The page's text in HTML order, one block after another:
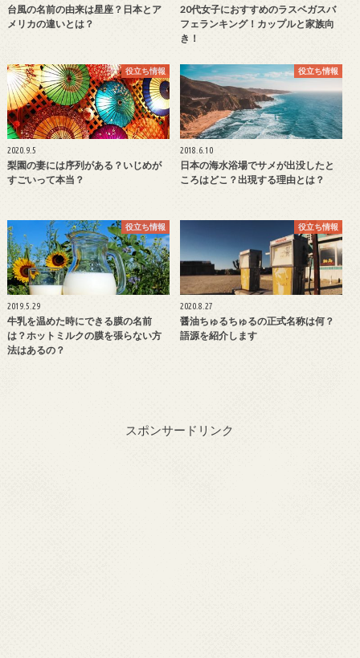
台風の名前の由来は星座？日本とア
メリカの違いとは？
20代女子におすすめのラスベガスバ
フェランキング！カップルと家族向
き！
役立ち情報
2020.9.5
梨園の妻には序列がある？いじめが
すごいって本当？
役立ち情報
2018.6.10
日本の海水浴場でサメが出没したと
ころはどこ？出現する理由とは？
役立ち情報
2019.5.29
牛乳を温めた時にできる膜の名前
は？ホットミルクの膜を張らない方
法はあるの？
役立ち情報
2020.8.27
醤油ちゅるちゅるの正式名称は何？
語源を紹介します
スポンサードリンク